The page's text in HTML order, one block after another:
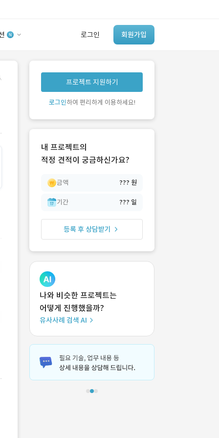
로그인 회원가입
유사사례 검색 AI
‘이런 거’ 만들어본
개발 회사 있어?
프로젝트 지원하기
로그인하여 편리하게 이용하세요!
내 프로젝트의
적정 견적이 궁금하신가요?
금액 ??? 원
기간 ??? 일
등록 후 상담받기
나와 비슷한 프로젝트는
어떻게 진행했을까?
유사사례 검색 AI